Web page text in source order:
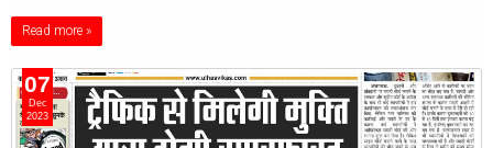
Read more »
07
Dec
2023